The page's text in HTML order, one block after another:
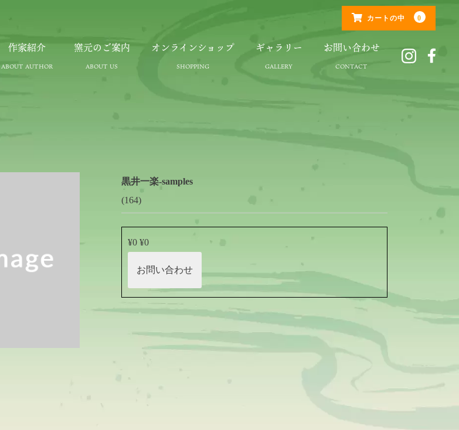
カートの中 0
作家紹介 窯元のご案内 オンラインショップ ギャラリー お問い合わせ
黒井一楽-samples
(164)
¥0 ¥0
お問い合わせ